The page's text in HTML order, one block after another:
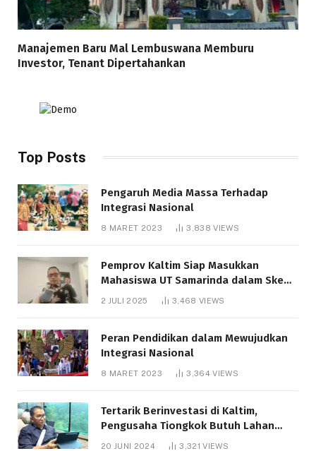
Manajemen Baru Mal Lembuswana Memburu
Investor, Tenant Dipertahankan
Top Posts
Pengaruh Media Massa Terhadap
Integrasi Nasional
8 MARET 2023 3,838VIEWS
Pemprov Kaltim Siap Masukkan
Mahasiswa UT Samarinda dalam Skema
Bantuan Pendidikan Gratispol
2 JULI 2025 3,468 VIEWS
Peran Pendidikan dalam Mewujudkan
Integrasi Nasional
8 MARET 2023 3,364VIEWS
Tertarik Berinvestasi di Kaltim,
Pengusaha Tiongkok Butuh Lahan
1.000 Hektare
20 JUNI 2024 3,321VIEWS